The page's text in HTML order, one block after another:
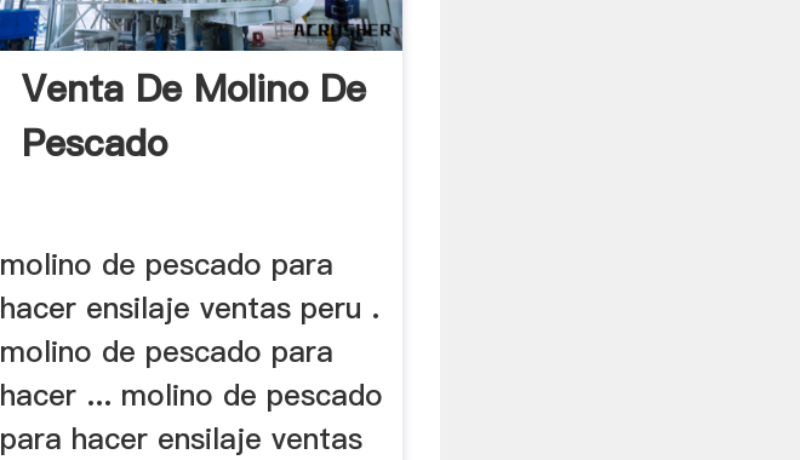
Venta De Molino De
Pescado
molino de pescado para
hacer ensilaje ventas peru .
molino de pescado para
hacer ... molino de pescado
para hacer ensilaje ventas